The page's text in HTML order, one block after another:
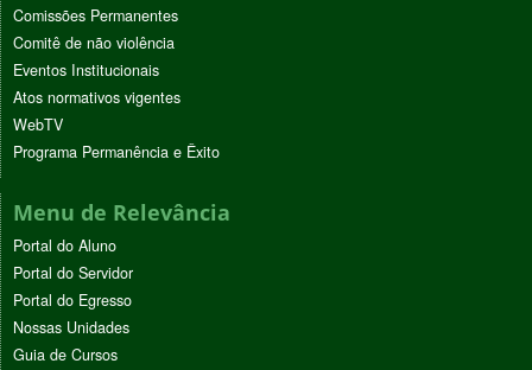
Comissões Permanentes
Comitê de não violência
Eventos Institucionais
Atos normativos vigentes
WebTV
Programa Permanência e Êxito
Menu de Relevância
Portal do Aluno
Portal do Servidor
Portal do Egresso
Nossas Unidades
Guia de Cursos